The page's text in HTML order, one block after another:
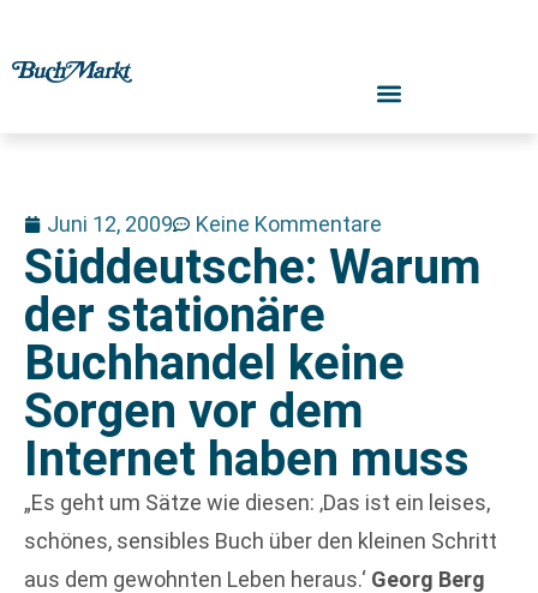
Juni 12, 2009 Keine Kommentare
Süddeutsche: Warum
der stationäre
Buchhandel keine
Sorgen vor dem
Internet haben muss
„Es geht um Sätze wie diesen: ‚Das ist ein leises,
schönes, sensibles Buch über den kleinen Schritt
aus dem gewohnten Leben heraus.‘ Georg Berg